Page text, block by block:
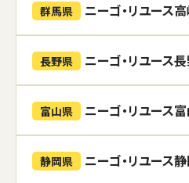
群馬県 ニーゴ・リユース
長野県 ニーゴ・リユース
富山県 ニーゴ・リユース
静岡県 ニーゴ・リユース